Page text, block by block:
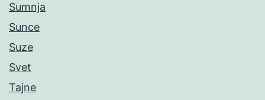
Sumnja
Sunce
Suze
Svet
Tajne